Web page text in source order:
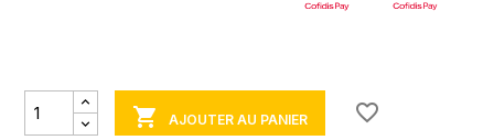
 AJOUTER AU PANIER favorite_border